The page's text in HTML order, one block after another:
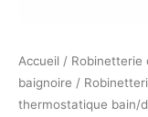
Accueil / Robinetterie
baignoire /
thermostatique bain/